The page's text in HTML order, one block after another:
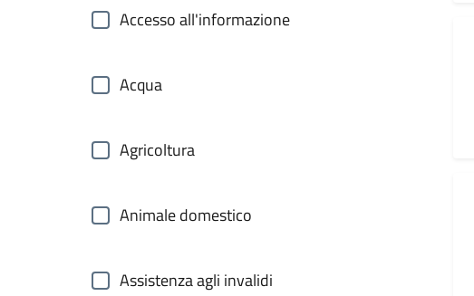
Accesso all'informazione
Acqua
Agricoltura
Animale domestico
Assistenza agli invalidi